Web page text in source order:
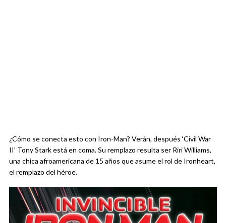
¿Cómo se conecta esto con Iron-Man? Verán, después ‘Civil War
II’ Tony Stark está en coma. Su remplazo resulta ser Riri Williams,
una chica afroamericana de 15 años que asume el rol de Ironheart,
el remplazo del héroe.